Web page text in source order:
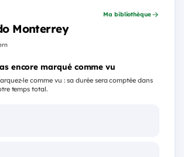
Monterrey
Ma bibliothèque
encore marqué comme vu
le comme vu : sa durée sera comptée dans
temps total.